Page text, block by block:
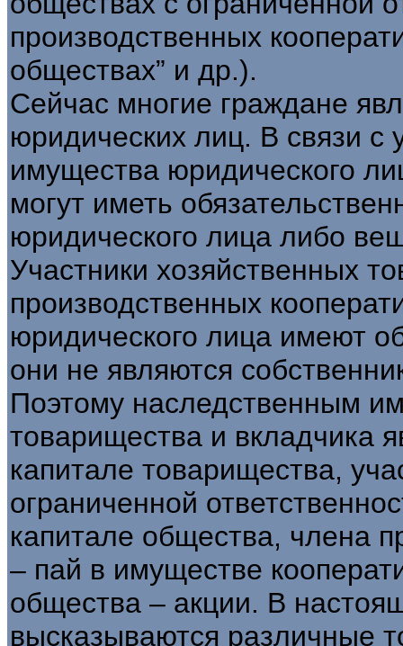
производственных
обществах” и др.).
Сейчас многие граждане
юридических лиц. В связи с
имущества юридического
могут иметь
юридического лица либо
Участники хозяйственных
производственных
юридического лица имеют
они не являются
Поэтому наследственным
товарищества и вкладчика
капитале товарищества,
ограниченной
капитале общества, члена
– пай в имуществе
общества – акции. В
высказываются различные